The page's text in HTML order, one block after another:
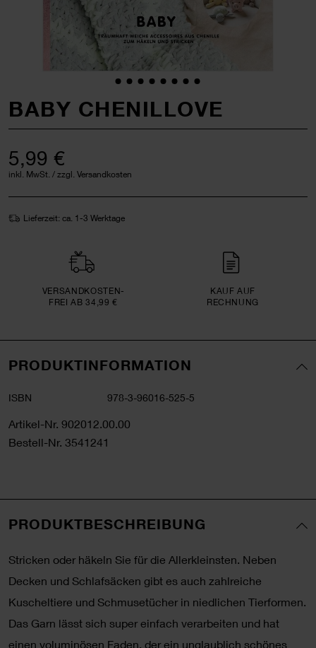
BABY CHENILLOVE
5,99 €
inkl. MwSt. / zzgl. Versandkosten
Lieferzeit: ca. 1-3 Werktage
VERSAND­KOSTEN­
FREI AB 34,99 €
KAUF AUF
RECHNUNG
PRODUKTINFORMATION
ISBN 978-3-96016-525-5
Artikel-Nr. 902012.00.00
Bestell-Nr. 3541241
PRODUKTBESCHREIBUNG
Stricken oder häkeln Sie für die Allerkleinsten. Neben
Decken und Schlafsäcken gibt es auch zahlreiche
Kuscheltiere und Schmusetücher in niedlichen Tierformen.
Das Garn lässt sich super einfach verarbeiten und hat
einen voluminösen Faden, der ein unglaublich schönes